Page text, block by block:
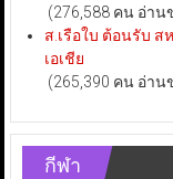
(276,588 คน อ่า
ส.เรือใบ ต้อนรับ ส
เอเชีย
(265,390 คน อ่า
กีฬา